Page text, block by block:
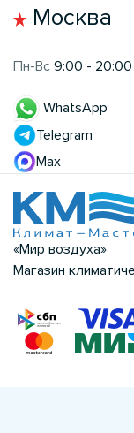
Москва
Пн-Вс 9:00 - 20:00
WhatsApp
Telegram
Max
«Мир воздуха»
Магазин